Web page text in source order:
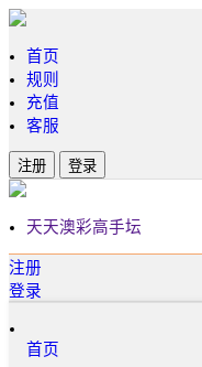
首页
规则
充值
客服
注册 登录
天天澳彩高手坛
注册
登录
首页